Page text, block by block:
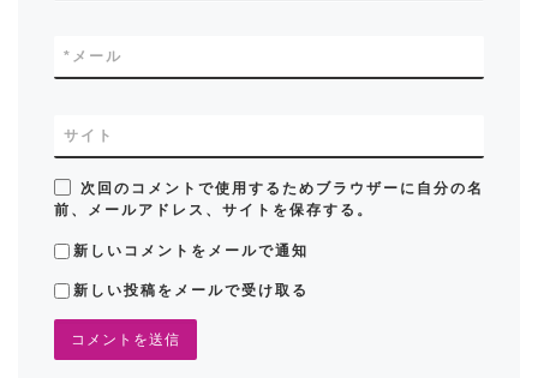
メール
*
サイト
次回のコメントで使用するためブラウザーに自分の名
前、メールアドレス、サイトを保存する。
新しいコメントをメールで通知
新しい投稿をメールで受け取る